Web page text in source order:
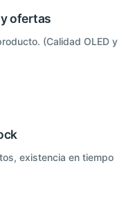
ofertas
(Calidad OLED y
existencia en tiempo